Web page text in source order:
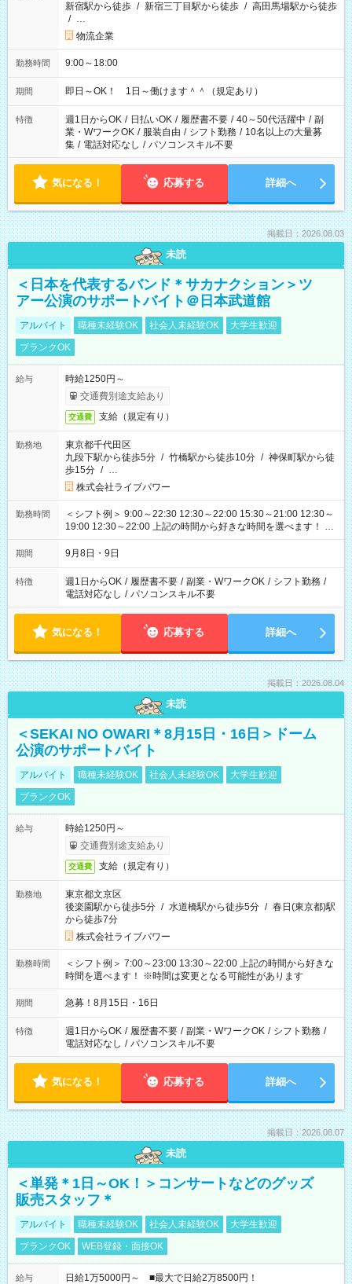
新宿駅から徒歩 / 新宿三丁目駅から徒歩 / 高田馬場駅から徒歩
/ …
物流企業
勤務時間 9:00～18:00
期間 即日～OK！ 1日～働けます＾＾（規定あり）
特徴 週1日からOK / 日払いOK / 履歴書不要 / 40～50代活躍中 / 副
業・WワークOK / 服装自由 / シフト勤務 / 10名以上の大量募
集 / 電話対応なし / パソコンスキル不要
気になる！ 応募する 詳細へ
掲載日：2026.08.03
未読
＜日本を代表するバンド＊サカナクション＞ツ
アー公演のサポートバイト＠日本武道館
アルバイト 職種未経験OK 社会人未経験OK
大学生歓迎
ブランクOK
給与
時給1250円～
交通費別途支給あり
交通費 支給（規定有り）
勤務地
東京都千代田区
九段下駅から徒歩5分 / 竹橋駅から徒歩10分 / 神保町駅から徒
歩15分 / …
株式会社ライブパワー
勤務時間
＜シフト例＞ 9:00～22:30 12:30～22:00 15:30～21:00 12:30～
19:00 12:30～22:00 上記の時間から好きな時間を選べます！ ※
時間は変更となる可能性があります
期間 9月8日・9日
特徴 週1日からOK / 履歴書不要 / 副業・WワークOK / シフト勤務 /
電話対応なし / パソコンスキル不要
気になる！ 応募する 詳細へ
掲載日：2026.08.04
未読
＜SEKAI NO OWARI＊8月15日・16日＞ドーム
公演のサポートバイト
アルバイト 職種未経験OK 社会人未経験OK
大学生歓迎
ブランクOK
給与
時給1250円～
交通費別途支給あり
交通費 支給（規定有り）
勤務地
東京都文京区
後楽園駅から徒歩5分 / 水道橋駅から徒歩5分 / 春日(東京都)駅
から徒歩7分
株式会社ライブパワー
勤務時間
＜シフト例＞ 7:00～23:00 13:30～22:00 上記の時間から好きな
時間を選べます！ ※時間は変更となる可能性があります
期間 急募！8月15日・16日
特徴 週1日からOK / 履歴書不要 / 副業・WワークOK / シフト勤務 /
電話対応なし / パソコンスキル不要
気になる！ 応募する 詳細へ
掲載日：2026.08.07
未読
＜単発＊1日～OK！＞コンサートなどのグッズ
販売スタッフ＊
アルバイト 職種未経験OK 社会人未経験OK
大学生歓迎
ブランクOK
WEB登録・面接OK
給与 日給1万5000円～ ■最大で日給2万8500円！